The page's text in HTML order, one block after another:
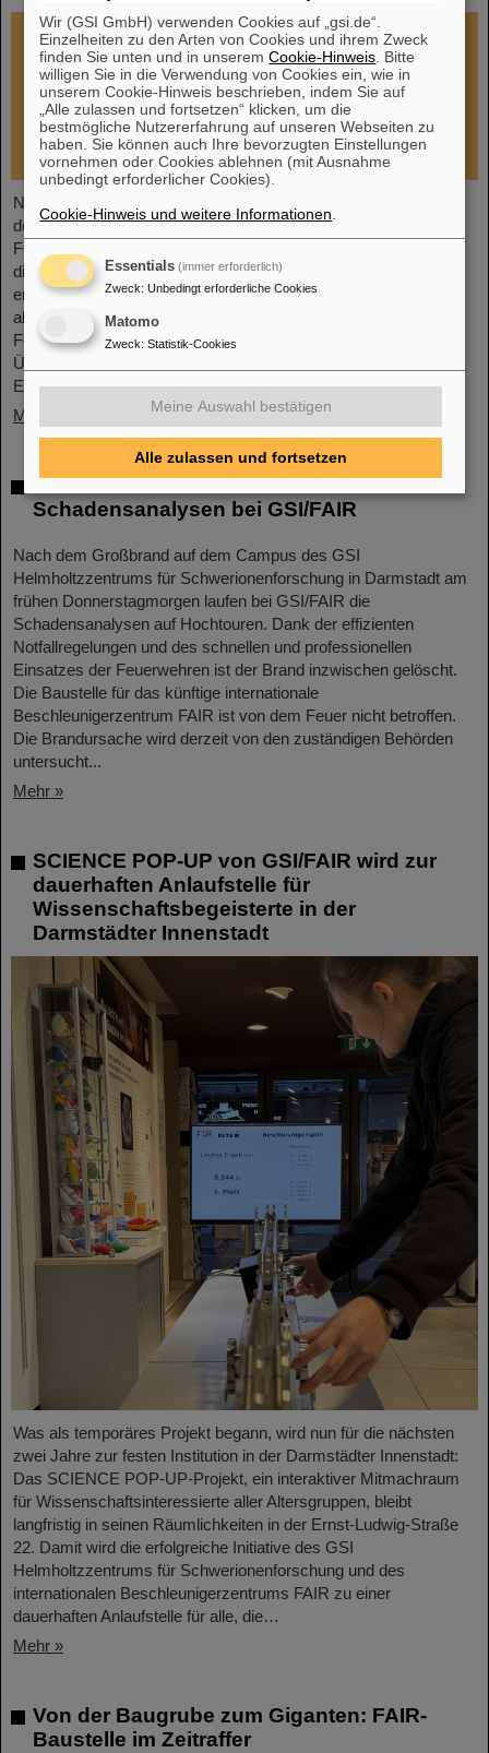
Nach dem Brandereignis bei GSI am 5. Februar 2026 hat sich
der GSI-Aufsichtsrat in einer außerordentlichen Sitzung am 13.
Februar mit dem Lagebild befasst und Sofortmaßnahmen
diskutiert und beschlossen. Fokus sind jetzt unmittelbar
erforderliche Reparatur- und Instandsetzungsmaßnahmen,
alternative Lösungen für die Wiederherstellung des
Forschungsbetriebes sowie die Inbetriebnahme von FAIR und
Überbrückungsmöglichkeiten für Forschende, die kurzfristig auf
Experimentierbetrieb am Beschleuniger
Mehr »
Nach Großbrand laufen die
Schadensanalysen bei GSI/FAIR
Nach dem Großbrand auf dem Campus des GSI
Helmholtzzentrums für Schwerionenforschung in Darmstadt am
frühen Donnerstagmorgen laufen bei GSI/FAIR die
Schadensanalysen auf Hochtouren. Dank der effizienten
Notfallregelungen und des schnellen und professionellen
Einsatzes der Feuerwehren ist der Brand inzwischen gelöscht.
Die Baustelle für das künftige internationale
Beschleunigerzentrum FAIR ist von dem Feuer nicht betroffen.
Die Brandursache wird derzeit von den zuständigen Behörden
untersucht...
Mehr »
SCIENCE POP-UP von GSI/FAIR wird zur
dauerhaften Anlaufstelle für
Wissenschaftsbegeisterte in der
Darmstädter Innenstadt
Was als temporäres Projekt begann, wird nun für die nächsten
zwei Jahre zur festen Institution in der Darmstädter Innenstadt:
Das SCIENCE POP-UP-Projekt, ein interaktiver Mitmachraum
für Wissenschaftsinteressierte aller Altersgruppen, bleibt
langfristig in seinen Räumlichkeiten in der Ernst-Ludwig-Straße
22. Damit wird die erfolgreiche Initiative des GSI
Helmholtzzentrums für Schwerionenforschung und des
internationalen Beschleunigerzentrums FAIR zu einer
dauerhaften Anlaufstelle für alle, die…
Mehr »
Von der Baugrube zum Giganten: FAIR-
Baustelle im Zeitraffer
Wir (GSI GmbH) verwenden Cookies auf „gsi.de“.
Einzelheiten zu den Arten von Cookies und ihrem Zweck
finden Sie unten und in unseremCookie-Hinweis . Bitte
willigen Sie in die Verwendung von Cookies ein, wie in
unserem Cookie-Hinweis beschrieben, indem Sie auf
„Alle zulassen und fortsetzen“ klicken, um die
bestmögliche Nutzererfahrung auf unseren Webseiten zu
haben. Sie können auch Ihre bevorzugten Einstellungen
vornehmen oder Cookies ablehnen (mit Ausnahme
unbedingt erforderlicher Cookies).
Cookie-Hinweis und weitere Informationen
Essentials (immer erforderlich)
Zweck: Unbedingt erforderliche Cookies
Matomo
Zweck: Statistik-Cookies
Meine Auswahl bestätigen
Alle zulassen und fortsetzen